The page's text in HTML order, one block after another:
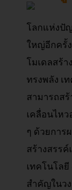
โลกแห่งปั
ใหญ่อีกครั้
โมเดลสร้
ทรงพลัง เ
สามารถส
เคลื่อนไห
ๆ ด้วยการ
สร้างสรร
เทคโนโลยี
สำคัญในว